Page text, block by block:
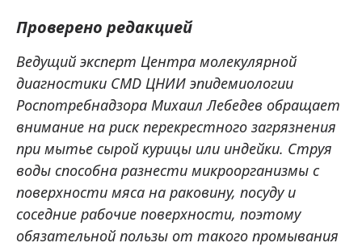
Проверено редакцией
Ведущий эксперт Центра молекулярной
диагностики CMD ЦНИИ эпидемиологии
Роспотребнадзора Михаил Лебедев обращает
внимание на риск перекрестного загрязнения
при мытье сырой курицы или индейки. Струя
воды способна разнести микроорганизмы с
поверхности мяса на раковину, посуду и
соседние рабочие поверхности, поэтому
обязательной пользы от такого промывания